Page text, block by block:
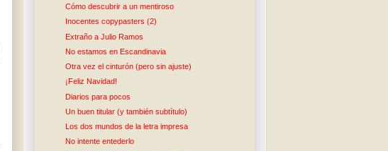
Cómo descubrir a un mentiroso
Inocentes copypasters (2)
Extraño a Julio Ramos
No estamos en Escandinavia
Otra vez el cinturón (pero sin ajuste)
¡Feliz Navidad!
Diarios para pocos
Un buen titular (y también subtítulo)
Los dos mundos de la letra impresa
No intente entederlo